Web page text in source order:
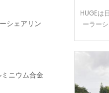
シェアリン
ニウム合金
HUGEは
ーラー
夏の
す。農